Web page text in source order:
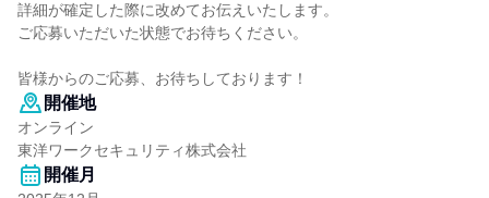
詳細が確定した際に改めてお伝えいたします。
ご応募いただいた状態でお待ちください。
皆様からのご応募、お待ちしております！
開催地
オンライン
東洋ワークセキュリティ株式会社
開催月